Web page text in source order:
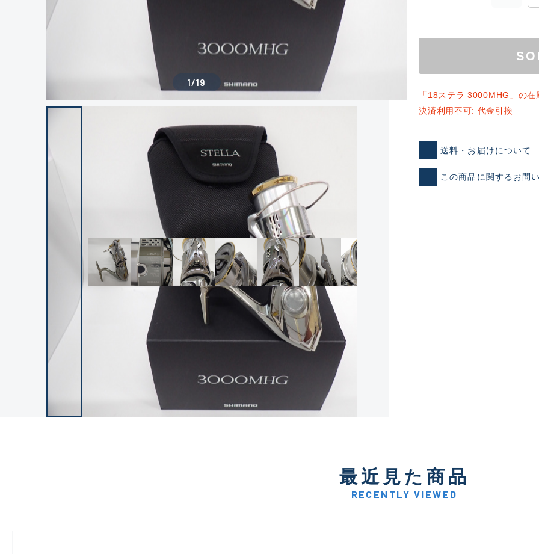
ランクとは？
良
C-
い品
1/19
「18ステラ 3000MHG」の在
決済利用不可: 代金引換
送料・お届けについて
この商品に関するお問
最近見た商品
RECENTLY VIEWED